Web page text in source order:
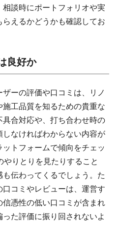
談時にポートフォリオや実
えるかどうかも確認してお
良好か
ーの評価や口コミは、リノ
工品質を知るための貴重な
合対応や、打ち合わせ時の
なければわからない内容が
トフォームで傾向をチェッ
りとりを見たりすること
伝わってくるでしょう。た
コミやレビューは、運営す
憑性の低い口コミが含まれ
た評価に振り回されないよ